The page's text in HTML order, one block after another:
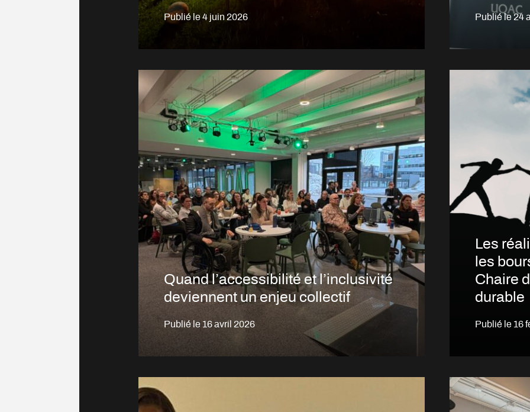
Publié le4 juin 2026 Publié le 24
Quand l’accessibilité et l’inclusivité
deviennent un enjeu collectif
Publié le 16 avril 2026
Les
les
Chaire
durable
Publié le 16